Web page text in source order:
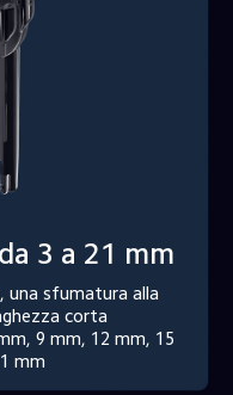
3 a 21 mm
una sfumatura alla
corta
9 mm, 12 mm, 15
mm